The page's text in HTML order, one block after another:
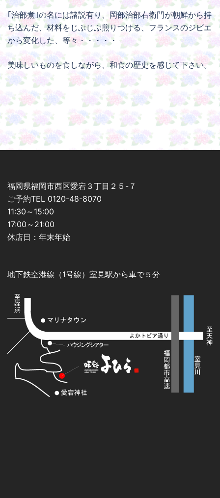
｢治部煮｣の名には諸説有り、岡部治部右衛門が朝鮮から持
ち込んだ、材料をじぶじぶ煎りつける、フランスのジビエ
から変化した、等々・・・・・
美味しいものを食しながら、和食の歴史を感じて下さい。
福岡県福岡市西区愛宕３丁目２５-７
ご予約TEL 0120-48-8070
11:30～15:00
17:00～21:00
休店日：年末年始
地下鉄空港線（1号線）室見駅から車で５分